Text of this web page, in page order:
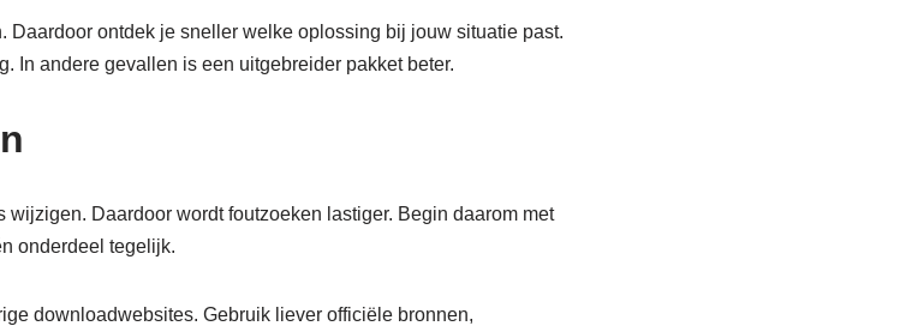
Daardoor ontdek je sneller welke oplossing bij jouw situatie past.
In andere gevallen is een uitgebreider pakket beter.
Daardoor wordt foutzoeken lastiger. Begin daarom met
onderdeel tegelijk.
downloadwebsites. Gebruik liever officiële bronnen,